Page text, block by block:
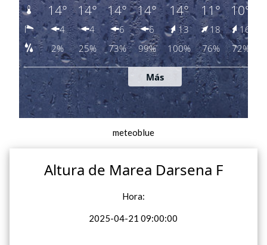
meteoblue
Altura de Marea Darsena F
Hora:
2025-04-21 09:00:00